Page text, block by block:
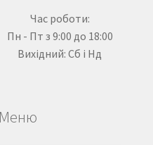
Час роботи:
Пн - Пт з 9:00 до 18:00
Вихідний: Сб і Нд
Меню